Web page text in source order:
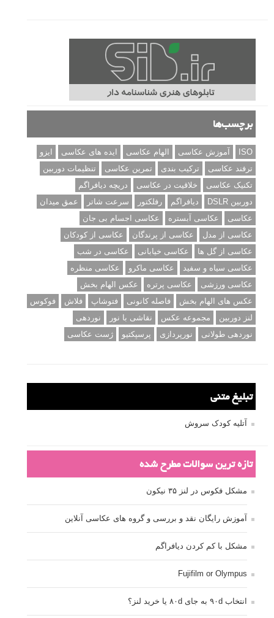
برچسب‌ها
ISO آموزش عکاسی الهام عکاسی ایده های عکاسی
ایزو
ترفند عکاسی
ترکیب بندی تمرین عکاسی
تنظیمات دوربین
تکنیک عکاسی
خلاقیت در عکاسی
دریچه دیافراگم
دوربین DSLR
دیافراگم رفلکتور سرعت شاتر
عمق میدان
عکاسی
عکاسی آبستره
عکاسی اجسام بی جان
عکاسی از مدل
عکاسی از پرندگان
عکاسی از کودکان
عکاسی از گل ها
عکاسی خیابانی
عکاسی در شب
عکاسی سیاه و سفید
عکاسی ماکرو
عکاسی منظره
عکاسی ورزشی
عکاسی پرتره
عکس الهام بخش
عکس های الهام بخش
فاصله کانونی فتوشاپ فلاش
فوکوس
لنز دوربین
مجموعه عکس نقاشی با نور
نوردهی
نوردهی طولانی
نورپردازی پرسپکتیو ژست عکاسی
تبلیغ متنی
آتلیه کودک سروش
تازه ترین سوالات مطرح شده
مشکل فکوس در لنز ۳۵ نیکون
آموزش رایگان نقد و بررسی و گروه های عکاسی آنلاین
مشکل با کم کردن دیافراگم
Fujifilm or Olympus
انتخاب ۹۰d به جای ۸۰d یا خرید لنز؟